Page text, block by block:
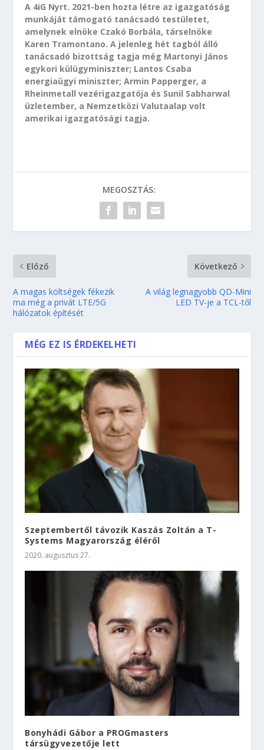
A 4iG Nyrt. 2021-ben hozta létre az igazgatóság
munkáját támogató tanácsadó testületet,
amelynek elnöke Czakó Borbála, társelnöke
Karen Tramontano. A jelenleg hét tagból álló
tanácsadó bizottság tagja még Martonyi János
egykori külügyminiszter; Lantos Csaba
energiaügyi miniszter; Armin Papperger, a
Rheinmetall vezérigazgatója és Sunil Sabharwal
üzletember, a Nemzetközi Valutaalap volt
amerikai igazgatósági tagja.
MEGOSZTÁS:
Előző
A magas költségek fékezik
ma még a privát LTE/5G
hálózatok építését
Következő
A világ legnagyobb QD-Mini
LED TV-je a TCL-től
MÉG EZ IS ÉRDEKELHETI
Szeptembertől távozik Kaszás Zoltán a T-
Systems Magyarország éléről
2020. augusztus 27.
Bonyhádi Gábor a PROGmasters
társügyvezetője lett